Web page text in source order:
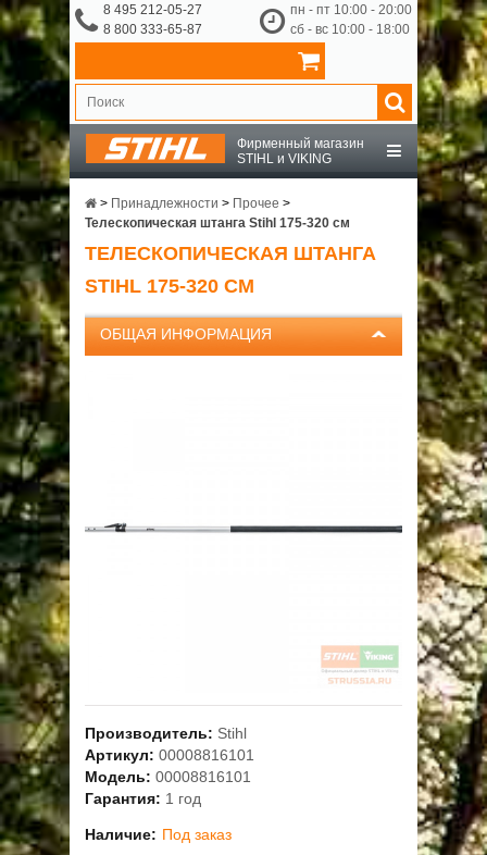
8 495 212-05-27
8 800 333-65-87
пн - пт 10:00 - 20:00
сб - вс 10:00 - 18:00
Фирменный магазин
STIHL и VIKING
STIHL
VIKING
OCHSENKOPF
ОПЛАТА
АКЦИИ
> Принадлежности > Прочее >
Телескопическая штанга Stihl 175-320 см
ТЕЛЕСКОПИЧЕСКАЯ ШТАНГА
STIHL 175-320 СМ
ОБЩАЯ ИНФОРМАЦИЯ
Производитель: Stihl
Артикул: 00008816101
Модель: 00008816101
Гарантия: 1 год
Наличие: Под заказ